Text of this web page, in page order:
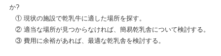
か?
① 現状の施設で乾乳牛に適した場所を探す。
② 適当な場所が見つからなければ、簡易乾乳舎について検討する。
③ 費用に余裕があれば、最適な乾乳舎を検討する。